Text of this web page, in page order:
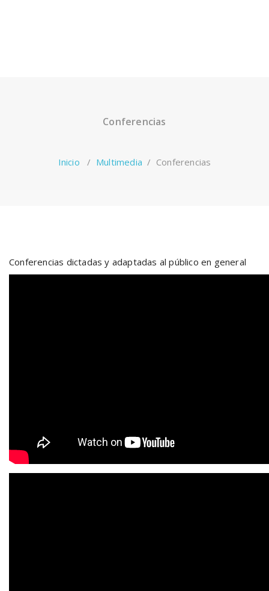
Conferencias
Inicio / Multimedia / Conferencias
Conferencias dictadas y adaptadas al público en general